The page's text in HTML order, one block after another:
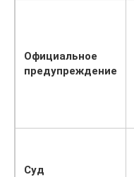
Официальное
предупреждение
Суд